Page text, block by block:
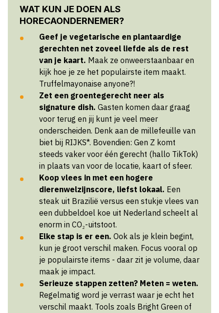
WAT KUN JE DOEN ALS
HORECAONDERNEMER?
Geef je vegetarische en plantaardige
gerechten net zoveel liefde als de rest
van je kaart. Maak ze onweerstaanbaar en
kijk hoe je ze het populairste item maakt.
Truffelmayonaise anyone?!
Zet een groentegerecht neer als
signature dish. Gasten komen daar graag
voor terug en jij kunt je veel meer
onderscheiden. Denk aan de millefeuille van
biet bij RIJKS*. Bovendien: Gen Z komt
steeds vaker voor één gerecht (hallo TikTok)
in plaats van voor de locatie, kaart of sfeer.
Koop vlees in met een hogere
dierenwelzijnscore, liefst lokaal. Een
steak uit Brazilië versus een stukje vlees van
een dubbeldoel koe uit Nederland scheelt al
enorm in CO₂-uitstoot.
Elke stap is er een. Ook als je klein begint,
kun je groot verschil maken. Focus vooral op
je populairste items - daar zit je volume, daar
maak je impact.
Serieuze stappen zetten? Meten = weten.
Regelmatig word je verrast waar je echt het
verschil maakt. Tools zoals Bright Green of